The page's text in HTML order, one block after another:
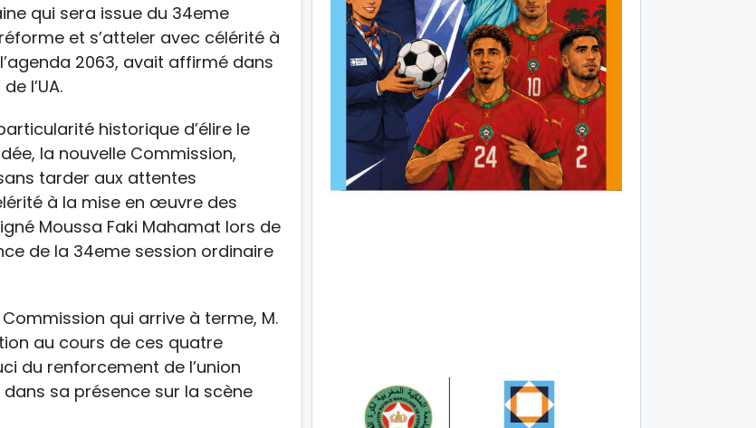
qui sera issue du 34eme
et s’atteler avec célérité à
2063, avait affirmé dans
l’UA.
historique d’élire le
la nouvelle Commission,
tarder aux attentes
à la mise en œuvre des
Moussa Faki Mahamat lors de
de la 34eme session ordinaire
qui arrive à terme, M.
au cours de ces quatre
du renforcement de l’union
sa présence sur la scène